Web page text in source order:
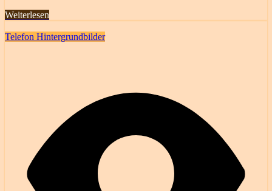
Weiterlesen
Telefon Hintergrundbilder